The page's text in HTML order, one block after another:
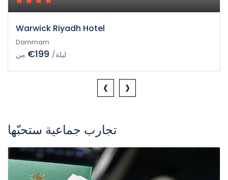
Warwick Riyadh Hotel
Dammam
من €199 /ليلة
‹ ›
تجارب جماعية ستحبّها